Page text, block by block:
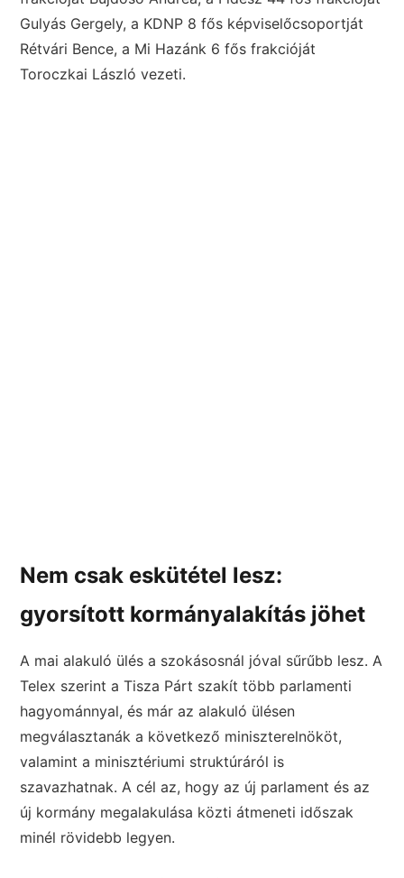
Gulyás Gergely, a KDNP 8 fős képviselőcsoportját
Rétvári Bence, a Mi Hazánk 6 fős frakcióját
Toroczkai László vezeti.
Nem csak eskütétel lesz:
gyorsított kormányalakítás jöhet
A mai alakuló ülés a szokásosnál jóval sűrűbb lesz. A
Telex szerint a Tisza Párt szakít több parlamenti
hagyománnyal, és már az alakuló ülésen
megválasztanák a következő miniszterelnököt,
valamint a minisztériumi struktúráról is
szavazhatnak. A cél az, hogy az új parlament és az
új kormány megalakulása közti átmeneti időszak
minél rövidebb legyen.